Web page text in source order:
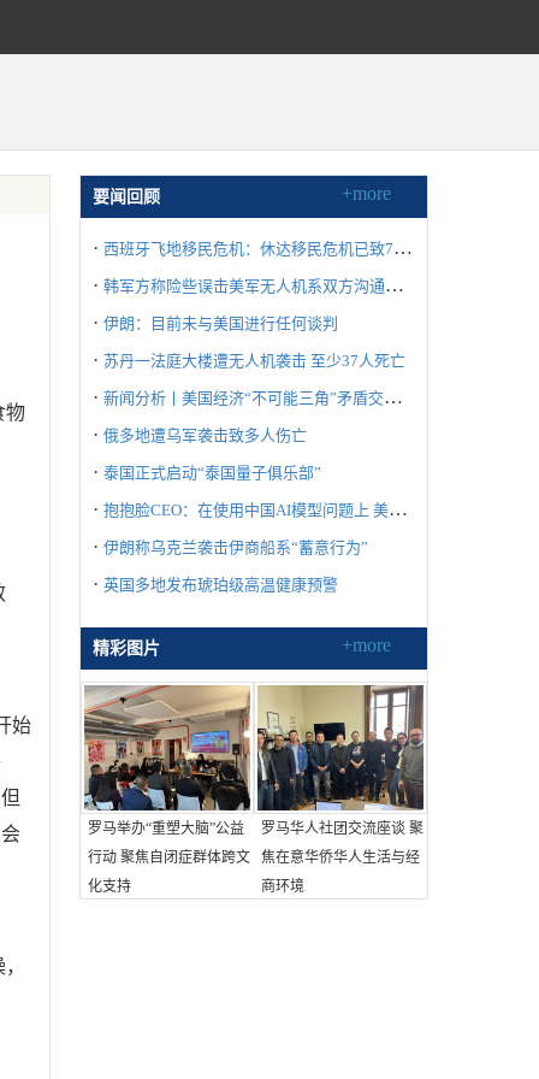
物
始
要闻回顾 +more
· 西班牙飞地移民危机：休达移民危机已致72人死亡
· 韩军方称险些误击美军无人机系双方沟通失误所致
· 伊朗：目前未与美国进行任何谈判
· 苏丹一法庭大楼遭无人机袭击 至少37人死亡
· 新闻分析丨美国经济“不可能三角”矛盾交织冲击世界
· 俄多地遭乌军袭击致多人伤亡
· 泰国正式启动“泰国量子俱乐部”
· 抱抱脸CEO：在使用中国AI模型问题上 美国不要“自废武功”
· 伊朗称乌克兰袭击伊商船系“蓄意行为”
· 英国多地发布琥珀级高温健康预警
精彩图片 +more
罗马举办“重塑大脑”公益
行动 聚焦自闭症群体跨文
化支持
罗马华人社团交流座谈 聚
焦在意华侨华人生活与经
商环境